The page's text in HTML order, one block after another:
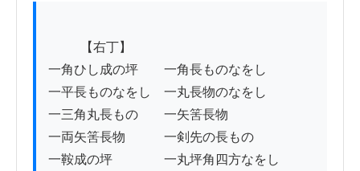
一角ひし成の坪　　一角長ものなをし
一平長ものなをし　一丸長物のなをし
一三角丸長もの　　一矢筈長物
一両矢筈長物　　　一剣先の長もの
一鞍成の坪　　　　一丸坪角四方なをし